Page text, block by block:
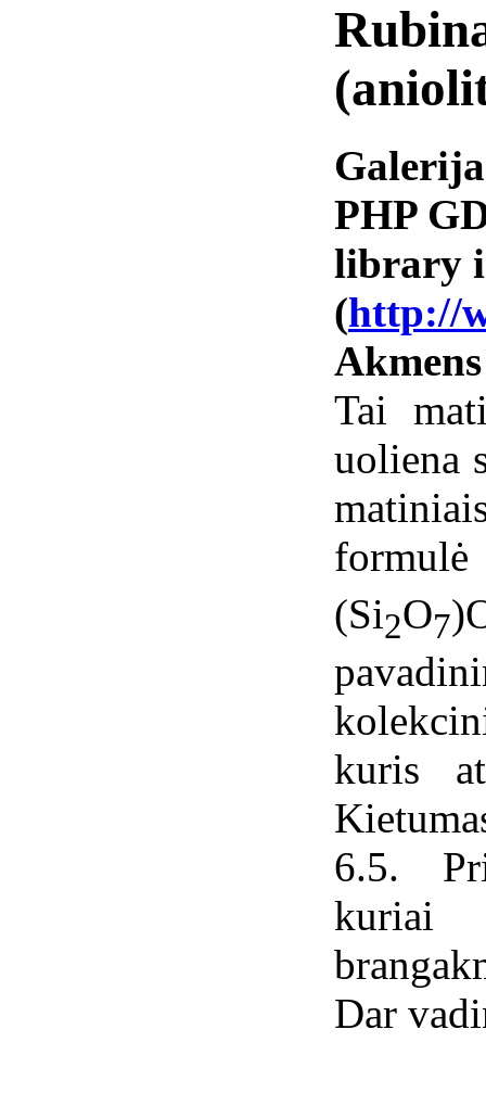
Galerija
PHP
library
(http://
Tai
uoliena
(Si2O7
kuris
6.5.
kuriai
Dar